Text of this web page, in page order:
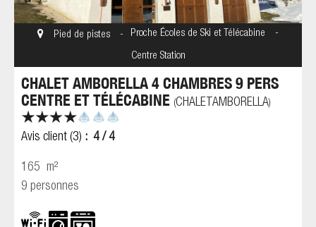
Pied de pistes Proche Écoles de Ski et Télécabine
Centre Station
CHALET AMBORELLA 4 CHAMBRES 9 PERS
CENTRE ET TÉLÉCABINE (CHALETAMBORELLA)
Avis client (3) 4 / 4
165 m²
9 personnes